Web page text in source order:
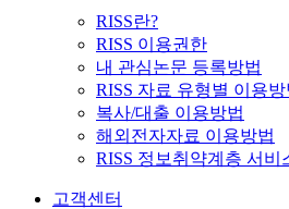
RISS란?
RISS 이용권한
내 관심논문 등록방법
RISS 자료 유형별 이용방
복사/대출 이용방법
해외전자자료 이용방법
RISS 정보취약계층 서비
고객센터